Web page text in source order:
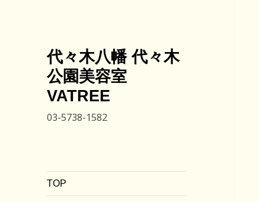
代々木八幡 代々木
公園美容室
VATREE
03-5738-1582
TOP